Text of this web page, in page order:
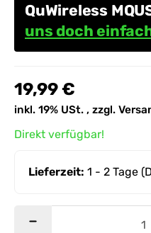
QuWireless
uns doch
19,99 €
inkl. 19% USt. , zzgl.
Direkt verfügbar!
Lieferzeit:1 - 2 Tage